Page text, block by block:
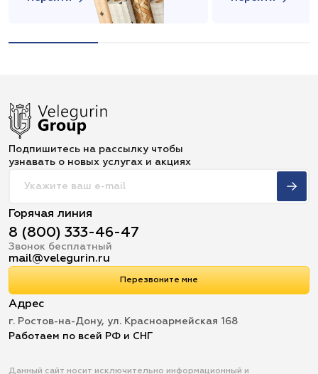
Подпишитесь на рассылку чтобы
узнавать о новых услугах и акциях
Горячая линия
8 (800) 333-46-47
Звонок бесплатный
mail@velegurin.ru
Перезвоните мне
Адрес
г. Ростов-на-Дону, ул. Красноармейская 168
Работаем по всей РФ и СНГ
Данный сайт носит исключительно информационный и